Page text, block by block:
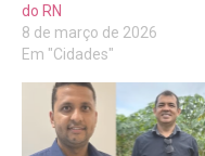
do RN
8 de março de 2026
Em "Cidades"